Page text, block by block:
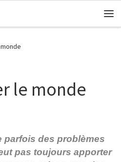
le monde
parfois des problèmes
pas toujours apporter